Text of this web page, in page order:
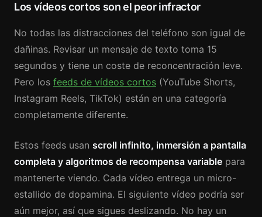
Los vídeos cortos son el peor infractor
No todas las distracciones del teléfono son igual de
dañinas. Revisar un mensaje de texto toma 15
segundos y tiene un coste de reconcentración leve.
Pero los feeds de vídeos cortos (YouTube Shorts,
Instagram Reels, TikTok) están en una categoría
completamente diferente.
Estos feeds usan scroll infinito, inmersión a pantalla
completa y algoritmos de recompensa variable para
mantenerte viendo. Cada vídeo entrega un micro-
estallido de dopamina. El siguiente vídeo podría ser
aún mejor, así que sigues deslizando. No hay un